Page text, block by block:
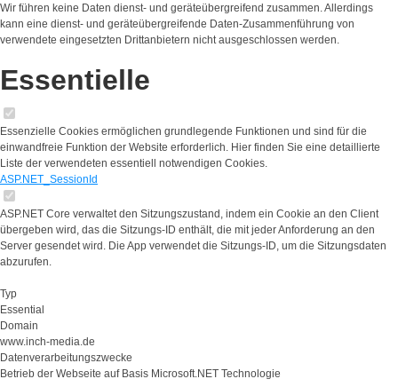
Wir führen keine Daten dienst- und geräteübergreifend zusammen. Allerdings
kann eine dienst- und geräteübergreifende Daten-Zusammenführung von
verwendete eingesetzten Drittanbietern nicht ausgeschlossen werden.
Essentielle
Essenzielle Cookies ermöglichen grundlegende Funktionen und sind für die
einwandfreie Funktion der Website erforderlich. Hier finden Sie eine detaillierte
Liste der verwendeten essentiell notwendigen Cookies.
ASP.NET_SessionId
ASP.NET Core verwaltet den Sitzungszustand, indem ein Cookie an den Client
übergeben wird, das die Sitzungs-ID enthält, die mit jeder Anforderung an den
Server gesendet wird. Die App verwendet die Sitzungs-ID, um die Sitzungsdaten
abzurufen.
Typ
Essential
Domain
www.inch-media.de
Datenverarbeitungszwecke
Betrieb der Webseite auf Basis Microsoft.NET Technologie